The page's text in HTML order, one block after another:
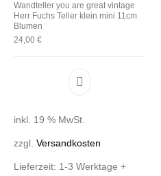
Wandteller you are great vintage
Herr Fuchs Teller klein mini 11cm
Blumen
24,00€
inkl. 19 % MwSt.
zzgl.Versandkosten
Lieferzeit: 1-3 Werktage +